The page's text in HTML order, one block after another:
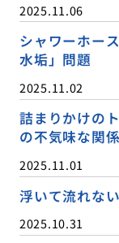
2025.11.06
シャワーホー
水垢」問題
2025.11.02
詰まりかけの
の不気味な関係
2025.11.01
浮いて流れな
2025.10.31